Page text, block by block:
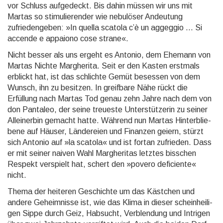
vor Schluss aufge­deckt. Bis dahin müssen wir uns mit
Martas so stimulie­render wie nebulöser Andeutung
zufrieden­geben: »In quella scatola c’è un aggeggio … Si
accende e appaiono cose strane«.
Nicht besser als uns ergeht es Antonio, dem Ehemann von
Martas Nichte Marghe­rita. Seit er den Kasten erstmals
erblickt hat, ist das schlichte Gemüt besessen von dem
Wunsch, ihn zu besitzen. In greifbare Nähe rückt die
Erfüllung nach Martas Tod genau zehn Jahre nach dem von
don Pantaleo, der seine treueste Unter­stütze­rin zu seiner
Allein­erbin gemacht hatte. Während nun Martas Hinter­blie­
bene auf Häuser, Lände­reien und Finanzen geiern, stürzt
sich Antonio auf »la scatola« und ist fortan zufrieden. Dass
er mit seiner naiven Wahl Marghe­ritas letztes bisschen
Respekt verspielt hat, schert den »povero deficiente«
nicht.
Thema der heiteren Geschichte um das Kästchen und
andere Geheim­nisse ist, wie das Klima in dieser schein­heili­
gen Sippe durch Geiz, Habsucht, Ver­blen­dung und Intrigen